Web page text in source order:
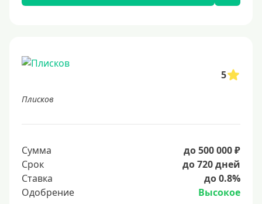
5
Плисков
Сумма
до 500 000 ₽
Срок
до 720 дней
Ставка
до 0.8%
Одобрение
Высокое